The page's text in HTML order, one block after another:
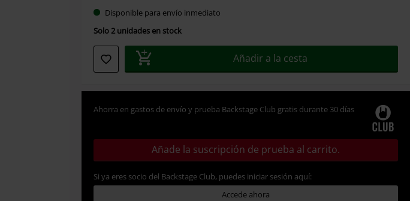
Disponible para envío inmediato
Solo 2 unidades en stock
Añadir a la cesta
Ahorra en gastos de envío y prueba Backstage Club gratis durante 30 días
Añade la suscripción de prueba al carrito.
Si ya eres socio del Backstage Club, puedes iniciar sesión aquí:
Accede ahora